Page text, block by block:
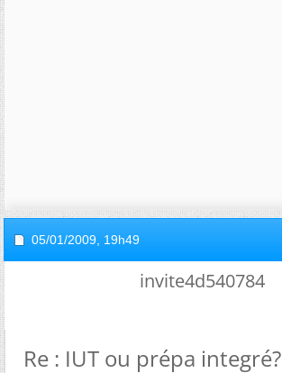
05/01/2009, 19h49
invite4d540784
Re : IUT ou prépa integré?